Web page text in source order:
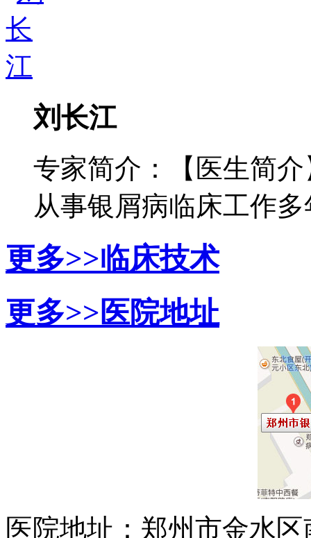
刘长江
专家简介：【医生简
从事银屑病临床工作多
更多>>临床技术
更多>>医院地址
医院地址：郑州市金水